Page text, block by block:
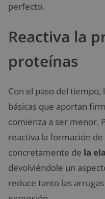
perfecto.
Reactiva la
proteínas
Con el paso del
básicas que aportan
comienza a ser menor.
reactiva la formación
concretamente de la
devolviéndole un
reduce tanto las